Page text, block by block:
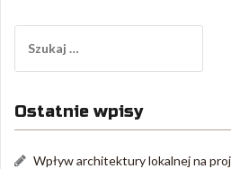
Ostatnie wpisy
Wpływ architektury lokalnej na